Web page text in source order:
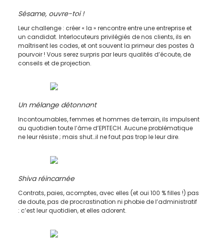
Consultant recrutement /
Sésame, ouvre-toi !
Leur challenge : créer « la » rencontre entre une entreprise et
un candidat. Interlocuteurs privilégiés de nos clients, ils en
maîtrisent les codes, et ont souvent la primeur des postes à
pourvoir ! Vous serez surpris par leurs qualités d’écoute, de
conseils et de projection.
Responsable
Un mélange détonnant
Incontournables, femmes et hommes de terrain, ils impulsent
au quotidien toute l’âme d’EPITECH. Aucune problématique
ne leur résiste ; mais shut…il ne faut pas trop le leur dire.
Shiva réincarnée
Contrats, paies, acomptes, avec elles (et oui 100 % filles !) pas
de doute, pas de procrastination ni phobie de l’administratif
: c’est leur quotidien, et elles adorent.